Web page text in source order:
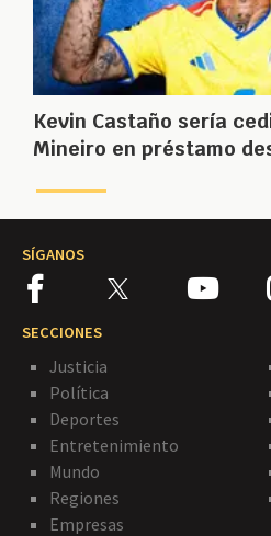
Kevin Castaño sería
Mineiro en préstamo
SÍGANOS
SECCIONES
Justicia
Política
Deportes
Entretenimiento
Mundo
Regiones
Empresas